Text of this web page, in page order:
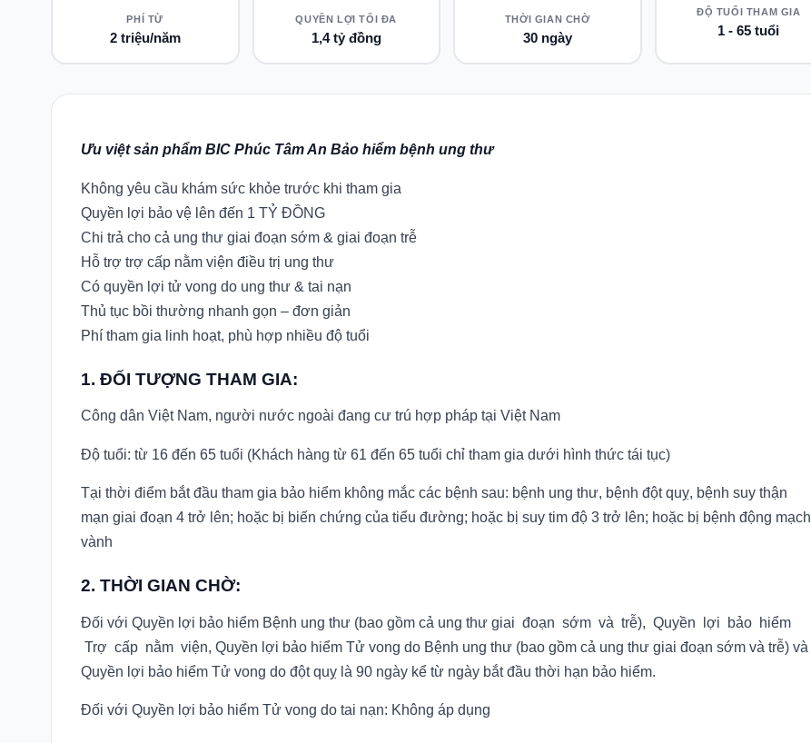
PHÍ TỪ
2 triệu/năm
QUYỀN LỢI TỐI ĐA
1,4 tỷ đồng
THỜI GIAN CHỜ
30 ngày
ĐỘ TUỔI THAM GIA
1 - 65 tuổi
Ưu việt sản phẩm BIC Phúc Tâm An Bảo hiểm bệnh ung thư
Không yêu cầu khám sức khỏe trước khi tham gia
Quyền lợi bảo vệ lên đến 1 TỶ ĐỒNG
Chi trả cho cả ung thư giai đoạn sớm & giai đoạn trễ
Hỗ trợ trợ cấp nằm viện điều trị ung thư
Có quyền lợi tử vong do ung thư & tai nạn
Thủ tục bồi thường nhanh gọn – đơn giản
Phí tham gia linh hoạt, phù hợp nhiều độ tuổi
1. ĐỐI TƯỢNG THAM GIA:
Công dân Việt Nam, người nước ngoài đang cư trú hợp pháp tại Việt Nam
Độ tuổi: từ 16 đến 65 tuổi (Khách hàng từ 61 đến 65 tuổi chỉ tham gia dưới hình thức tái tục)
Tại thời điểm bắt đầu tham gia bảo hiểm không mắc các bệnh sau: bệnh ung thư, bệnh đột quỵ, bệnh suy thận
mạn giai đoạn 4 trở lên; hoặc bị biến chứng của tiểu đường; hoặc bị suy tim độ 3 trở lên; hoặc bị bệnh động mạch
vành
2. THỜI GIAN CHỜ:
Đối với Quyền lợi bảo hiểm Bệnh ung thư (bao gồm cả ung thư giai đoạn sớm và trễ), Quyền lợi bảo hiểm
Trợ cấp nằm viện, Quyền lợi bảo hiểm Tử vong do Bệnh ung thư (bao gồm cả ung thư giai đoạn sớm và trễ) và
Quyền lợi bảo hiểm Tử vong do đột quỵ là 90 ngày kể từ ngày bắt đầu thời hạn bảo hiểm.
Đối với Quyền lợi bảo hiểm Tử vong do tai nạn: Không áp dụng